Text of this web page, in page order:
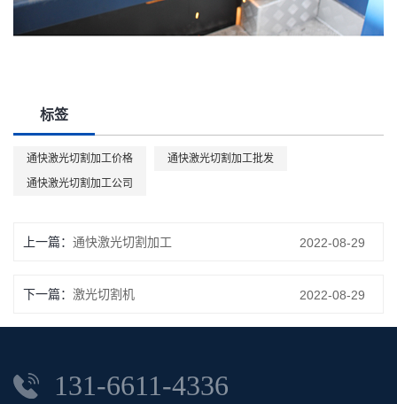
标签
通快激光切割加工价格
通快激光切割加工批发
通快激光切割加工公司
上一篇： 通快激光切割加工 2022-08-29
下一篇： 激光切割机 2022-08-29
131-6611-4336